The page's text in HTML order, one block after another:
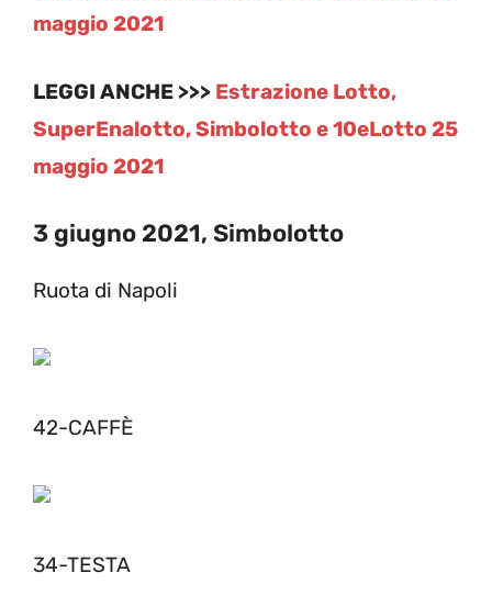
maggio 2021
LEGGI ANCHE >>> Estrazione Lotto,
SuperEnalotto, Simbolotto e 10eLotto 25
maggio 2021
3 giugno 2021, Simbolotto
Ruota di Napoli
42-CAFFÈ
34-TESTA